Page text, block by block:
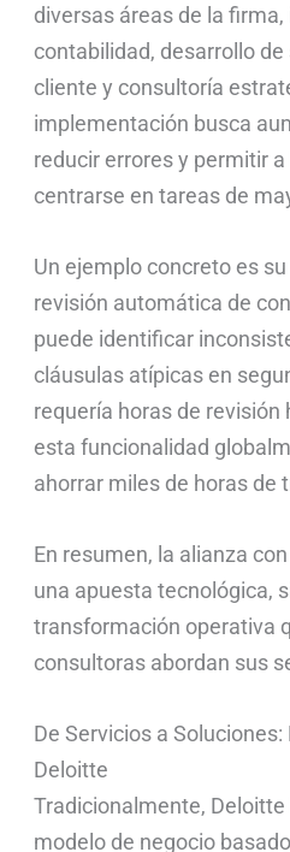
diversas áreas de la
contabilidad, desarrollo
cliente y consultoría
implementación busca
reducir errores y permitir
centrarse en tareas de
Un ejemplo concreto es
revisión automática de
puede identificar
cláusulas atípicas en
requería horas de revisión
esta funcionalidad
ahorrar miles de horas de
En resumen, la alianza
una apuesta tecnológica,
transformación operativa
consultoras abordan sus
De Servicios a
Deloitte
Tradicionalmente,
modelo de negocio